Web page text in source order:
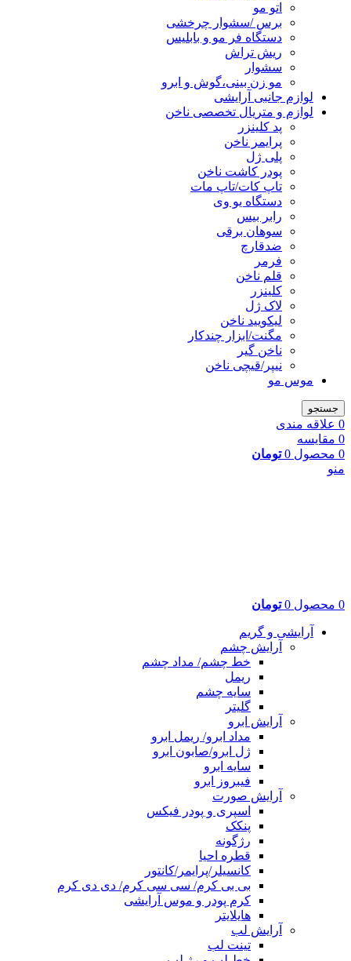
اتو مو
برس /سشوار چرخشی
دستگاه فر مو و بابلیس
ریش تراش
سشوار
مو زن بینی،گوش و ابرو
لوازم جانبی آرایشی
لوازم و متریال تخصصی ناخن
پد کلینزر
پرایمر ناخن
پلی ژل
پودر کاشت ناخن
تاپ کات/تاپ مات
دستگاه یو وی
رابر بیس
سوهان برقی
ضدقارچ
فرمر
قلم ناخن
کلینزر
لاک ژل
لیکوييد ناخن
مگنت/ابزار چندکار
ناخن گیر
نیپر/قیچی ناخن
موس مو
جستجو
0 علاقه مندی
0 مقایسه
0 محصول 0 تومان
منو
0 محصول 0 تومان
آرایشی و گریم
آرایش چشم
خط چشم/ مداد چشم
ریمل
سایه چشم
گلیتر
آرایش ابرو
مداد ابرو/ ریمل ابرو
ژل ابرو/صابون ابرو
سایه ابرو
فیبروز ابرو
آرایش صورت
اسپری و پودر فیکس
پنکک
رژگونه
قطره احیا
کانسیلر/پرایمر/کانتور
بی بی کرم/ سی سی کرم/ دی دی کرم
کرم پودر و موس آرایشی
هایلایتر
آرایش لب
تینت لب